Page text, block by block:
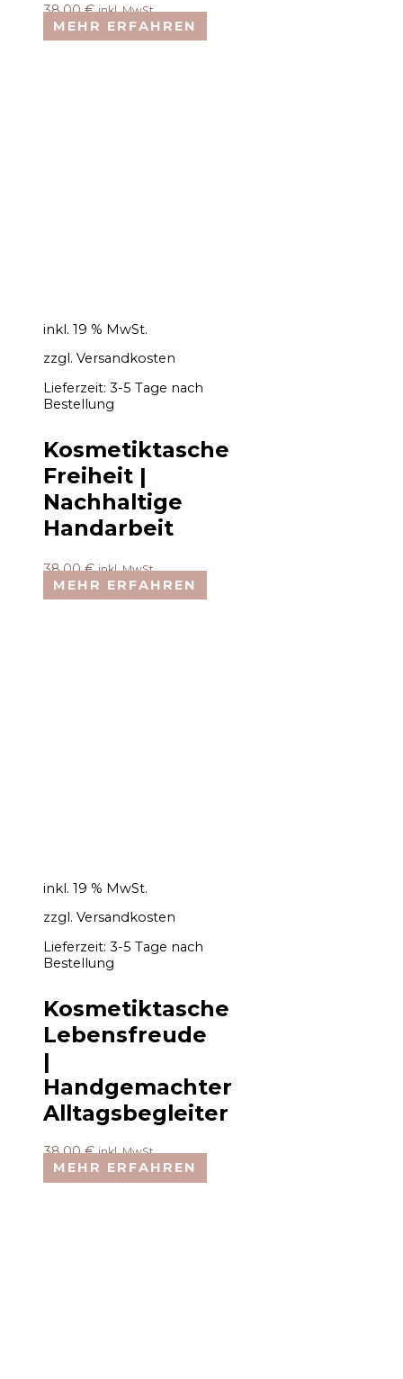
38,00€ inkl. MwSt.
MEHR ERFAHREN
inkl. 19 % MwSt.
zzgl. Versandkosten
Lieferzeit: 3-5 Tage nach
Bestellung
Kosmetiktasche
Freiheit |
Nachhaltige
Handarbeit
38,00€ inkl. MwSt.
MEHR ERFAHREN
inkl. 19 % MwSt.
zzgl. Versandkosten
Lieferzeit: 3-5 Tage nach
Bestellung
Kosmetiktasche
Lebensfreude
|
Handgemachter
Alltagsbegleiter
38,00€ inkl. MwSt.
MEHR ERFAHREN